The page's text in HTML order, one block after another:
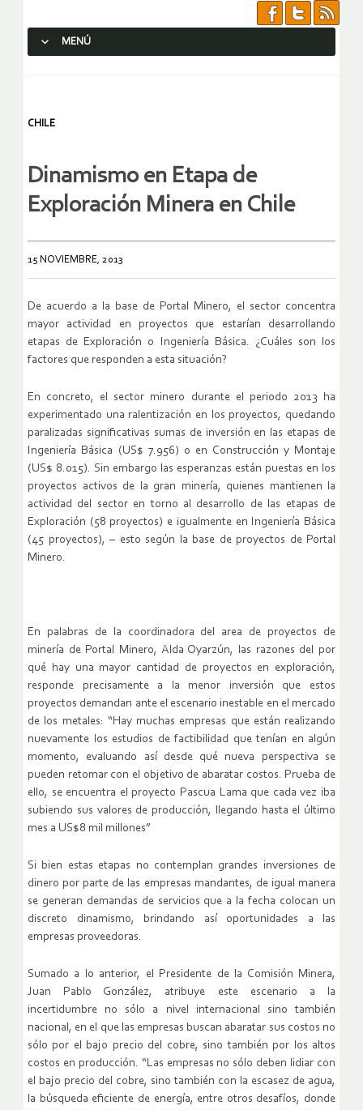
MENÚ
CHILE
Dinamismo en Etapa de
Exploración Minera en Chile
15 NOVIEMBRE, 2013
De acuerdo a la base de Portal Minero, el sector concentra
mayor actividad en proyectos que estarían desarrollando
etapas de Exploración o Ingeniería Básica. ¿Cuáles son los
factores que responden a esta situación?
En concreto, el sector minero durante el periodo 2013 ha
experimentado una ralentización en los proyectos, quedando
paralizadas significativas sumas de inversión en las etapas de
Ingeniería Básica (US$ 7.956) o en Construcción y Montaje
(US$ 8.015). Sin embargo las esperanzas están puestas en los
proyectos activos de la gran minería, quienes mantienen la
actividad del sector en torno al desarrollo de las etapas de
Exploración (58 proyectos) e igualmente en Ingeniería Básica
(45 proyectos), – esto según la base de proyectos de Portal
Minero.
En palabras de la coordinadora del area de proyectos de
minería de Portal Minero, Alda Oyarzún, las razones del por
qué hay una mayor cantidad de proyectos en exploración,
responde precisamente a la menor inversión que estos
proyectos demandan ante el escenario inestable en el mercado
de los metales: “Hay muchas empresas que están realizando
nuevamente los estudios de factibilidad que tenían en algún
momento, evaluando así desde qué nueva perspectiva se
pueden retomar con el objetivo de abaratar costos. Prueba de
ello, se encuentra el proyecto Pascua Lama que cada vez iba
subiendo sus valores de producción, llegando hasta el último
mes a US$8 mil millones”
Si bien estas etapas no contemplan grandes inversiones de
dinero por parte de las empresas mandantes, de igual manera
se generan demandas de servicios que a la fecha colocan un
discreto dinamismo, brindando así oportunidades a las
empresas proveedoras.
Sumado a lo anterior, el Presidente de la Comisión Minera,
Juan Pablo González, atribuye este escenario a la
incertidumbre no sólo a nivel internacional sino también
nacional, en el que las empresas buscan abaratar sus costos no
sólo por el bajo precio del cobre, sino también por los altos
costos en producción. “Las empresas no sólo deben lidiar con
el bajo precio del cobre, sino también con la escasez de agua,
la búsqueda eficiente de energía, entre otros desafíos, donde